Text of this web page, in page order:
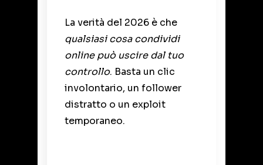
La verità del 2026 è che
qualsiasi cosa condividi
online può uscire dal tuo
controllo. Basta un clic
involontario, un follower
distratto o un exploit
temporaneo.